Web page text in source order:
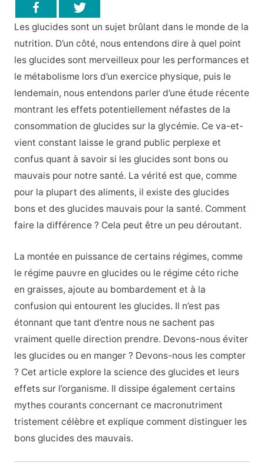
Les glucides sont un sujet brûlant dans le monde de la
nutrition. D’un côté, nous entendons dire à quel point
les glucides sont merveilleux pour les performances et
le métabolisme lors d’un exercice physique, puis le
lendemain, nous entendons parler d’une étude récente
montrant les effets potentiellement néfastes de la
consommation de glucides sur la glycémie. Ce va-et-
vient constant laisse le grand public perplexe et
confus quant à savoir si les glucides sont bons ou
mauvais pour notre santé. La vérité est que, comme
pour la plupart des aliments, il existe des glucides
bons et des glucides mauvais pour la santé. Comment
faire la différence ? Cela peut être un peu déroutant.
La montée en puissance de certains régimes, comme
le régime pauvre en glucides ou le régime céto riche
en graisses, ajoute au bombardement et à la
confusion qui entourent les glucides. Il n’est pas
étonnant que tant d’entre nous ne sachent pas
vraiment quelle direction prendre. Devons-nous éviter
les glucides ou en manger ? Devons-nous les compter
? Cet article explore la science des glucides et leurs
effets sur l’organisme. Il dissipe également certains
mythes courants concernant ce macronutriment
tristement célèbre et explique comment distinguer les
bons glucides des mauvais.